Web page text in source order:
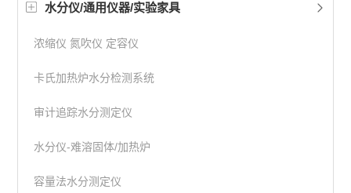
水分仪/通用仪器/实验家具
浓缩仪 氮吹仪 定容仪
卡氏加热炉水分检测系统
审计追踪水分测定仪
水分仪-难溶固体/加热炉
容量法水分测定仪